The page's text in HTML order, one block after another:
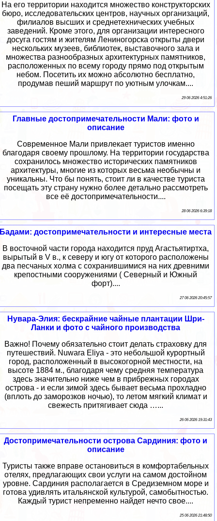
На его территории находится множество конструкторских
бюро, исследовательских центров, научных организаций,
филиалов высших и среднетехнических учебных
заведений. Кроме этого, для организации интересного
досуга гостям и жителям Лениногорска открыты двери
нескольких музеев, библиотек, выставочного зала и
множества разнообразных архитектурных памятников,
расположенных по всему городу прямо под открытым
небом. Посетить их можно абсолютно бесплатно,
продумав пеший маршрут по уютным улочкам....
29 06 2026 4:51:26
Главные достопримечательности Мали: фото и
описание
Современное Мали привлекает туристов именно
благодаря своему прошлому. На территории государства
сохранилось множество исторических памятников
архитектуры, многие из которых весьма необычны и
уникальны. Что бы понять, стоит ли в качестве туриста
посещать эту страну нужно более детально рассмотреть
все её достопримечательности....
28 06 2026 6:39:18
Бадами: достопримечательности и интересные места
В восточной части города находится пруд Агастьятиртха,
вырытый в V в., к северу и югу от которого расположены
два песчаных холма с сохранившимися на них древними
крепостными сооружениями ( Северный и Южный
форт)....
27 06 2026 20:45:57
Нувара-Элия: бескрайние чайные плантации Шри-
Ланки и фото с чайного производства
Важно! Почему обязательно стоит делать страховку для
путешествий. Nuwara Eliya - это небольшой курортный
город, расположенный в высокогорной местности, на
высоте 1884 м., благодаря чему средняя температура
здесь значительно ниже чем в прибрежных городах
острова - и если зимой здесь бывает весьма прохладно
(вплоть до заморозков ночью), то летом мягкий климат и
свежесть притягивает сюда …...
26 06 2026 19:31:43
Достопримечательности острова Сардиния: фото и
описание
Туристы также вправе остановиться в комфортабельных
отелях, предлагающих свои услуги на самом достойном
уровне. Сардиния располагается в Средиземном море и
готова удивлять итальянской культурой, самобытностью.
Каждый турист непременно найдет нечто свое....
25 06 2026 21:48:50